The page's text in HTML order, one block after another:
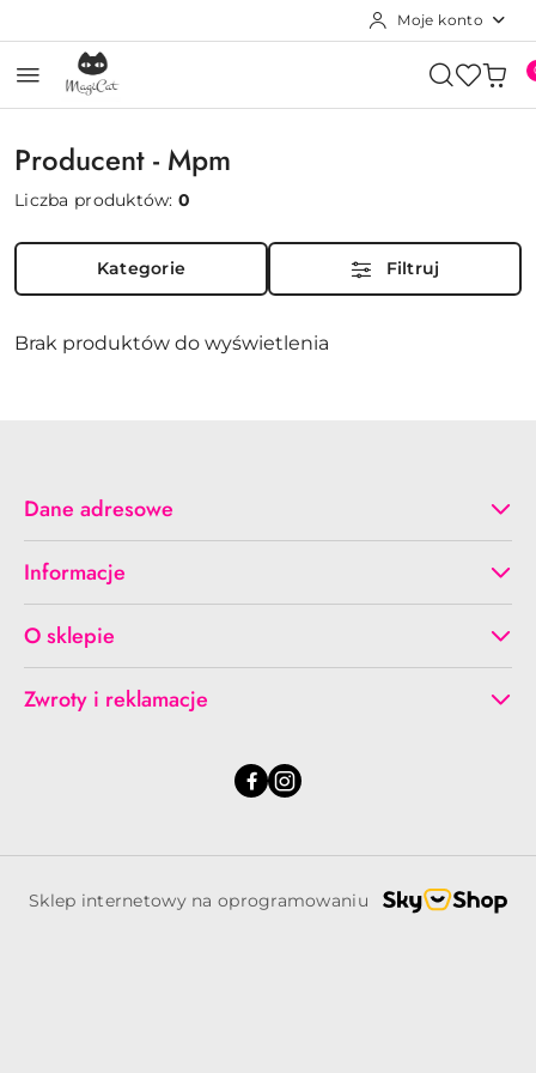
Moje konto
Producent - Mpm
Liczba produktów:0
Kategorie Filtruj
Brak produktów do wyświetlenia
Dane adresowe
Informacje
O sklepie
Zwroty i reklamacje
Sklep internetowy na oprogramowaniu